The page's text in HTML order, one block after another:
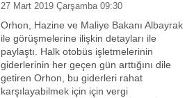
27 Mart 2019 Çarşamba 09:30
Orhon, Hazine ve Maliye Bakanı Albayrak
ile görüşmelerine ilişkin detayları ile
paylaştı. Halk otobüs işletmelerinin
giderlerinin her geçen gün arttığını dile
getiren Orhon, bu giderleri rahat
karşılayabilmek için için vergi